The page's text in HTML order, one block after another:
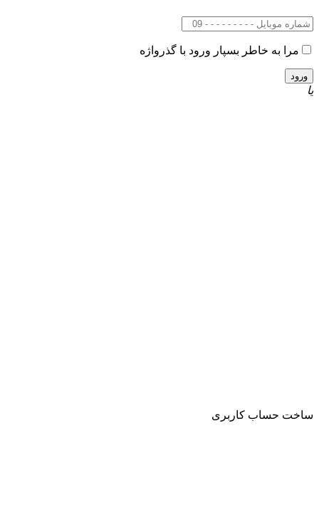
مرا به خاطر بسپار ورود با گذرواژه
یا
ساخت حساب کاربری